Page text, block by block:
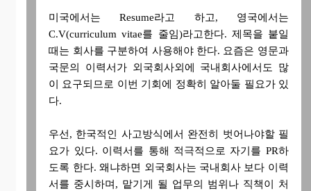
미국에서는 Resume라고 하고, 영국에서는
C.V(curriculum vitae를 줄임)라고한다. 제목을 붙일
때는 회사를 구분하여 사용해야 한다. 요즘은 영문과
국문의 이력서가 외국회사외에 국내회사에서도 많
이 요구되므로 이번 기회에 정확히 알아둘 필요가 있
다.
우선, 한국적인 사고방식에서 완전히 벗어나야할 필
요가 있다. 이력서를 통해 적극적으로 자기를 PR하
도록 한다. 왜냐하면 외국회사는 국내회사 보다 이력
서를 중시하며, 맡기게 될 업무의 범위나 직책이 처